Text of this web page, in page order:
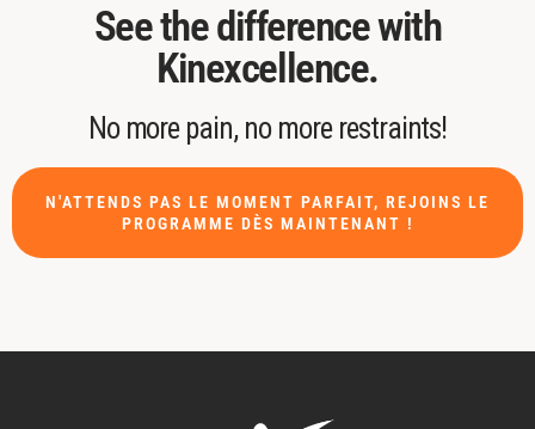
See the difference with
Kinexcellence.
No more pain, no more restraints!
N'ATTENDS PAS LE MOMENT PARFAIT, REJOINS LE
PROGRAMME DÈS MAINTENANT !